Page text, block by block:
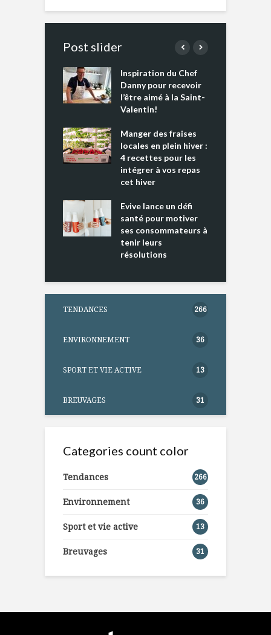
Post slider
Inspiration du Chef
Danny pour recevoir
l’être aimé à la Saint-
Valentin!
Manger des fraises
locales en plein hiver :
4 recettes pour les
intégrer à vos repas
cet hiver
Evive lance un défi
santé pour motiver
ses consommateurs à
tenir leurs
résolutions
TENDANCES 266
ENVIRONNEMENT 36
SPORT ET VIE ACTIVE 13
BREUVAGES 31
Categories count color
Tendances 266
Environnement 36
Sport et vie active 13
Breuvages 31